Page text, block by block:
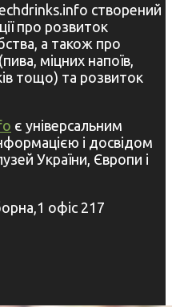
створений
про розвиток
а також про
міцних напоїв,
тощо) та розвиток
є універсальним
і досвідом
України, Європи і
офіс 217